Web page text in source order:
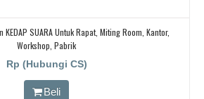
SUARA Untuk Rapat, Miting Room, Kantor,
Workshop, Pabrik
Rp (Hubungi CS)
Beli